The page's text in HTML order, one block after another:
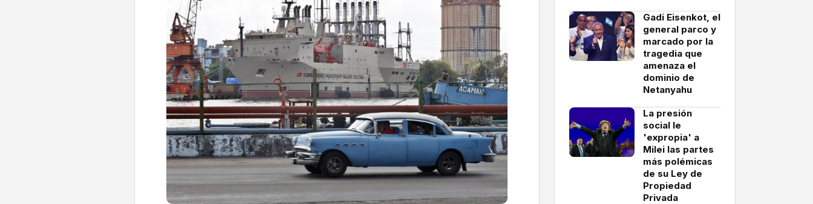
Gadi Eisenkot, el
general parco y
marcado por la
tragedia que
amenaza el
dominio de
Netanyahu
La presión
social le
'expropia' a
Milei las partes
más polémicas
de su Ley de
Propiedad
Privada